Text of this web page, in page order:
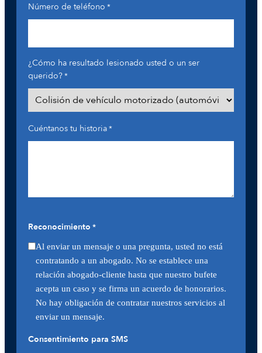
Número de teléfono *
¿Cómo ha resultado lesionado usted o un ser
querido?*
Cuéntanos tu historia*
Reconocimiento *
Al enviar un mensaje o una pregunta, usted no está
contratando a un abogado. No se establece una
relación abogado-cliente hasta que nuestro bufete
acepta un caso y se firma un acuerdo de honorarios.
No hay obligación de contratar nuestros servicios al
enviar un mensaje.
Consentimiento para SMS